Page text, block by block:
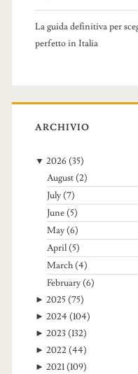
La guida definitiva per
perfetto in Italia
ARCHIVIO
▼ 2026 (35)
August (2)
July (7)
June (5)
May (6)
April (5)
March (4)
February (6)
► 2025 (75)
► 2024 (104)
► 2023 (132)
► 2022 (44)
► 2021 (109)